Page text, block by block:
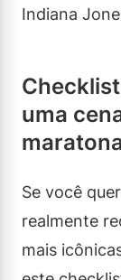
Indiana
uma
Se você
realmente
mais